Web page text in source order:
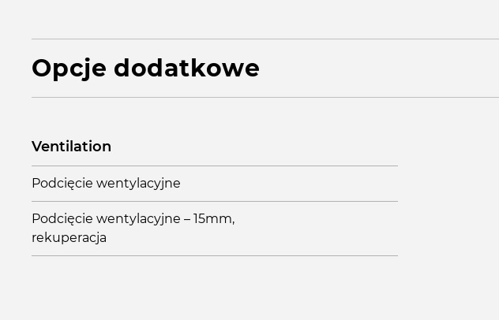
Opcje dodatkowe
Ventilation
Podcięcie wentylacyjne
Podcięcie wentylacyjne – 15mm,
rekuperacja